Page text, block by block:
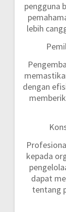
pengguna
lebih
dengan
kepada
dapat
tentang